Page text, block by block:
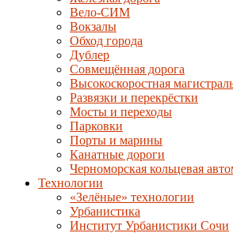
Вело-СИМ
Вокзалы
Обход города
Дублер
Совмещённая дорога
Высокоскоростная
Развязки и перекрёстки
Мосты и переходы
Парковки
Порты и марины
Канатные дороги
Черноморская кольцевая
Технологии
«Зелёные» технологии
Урбанистика
Институт Урбанистики Сочи